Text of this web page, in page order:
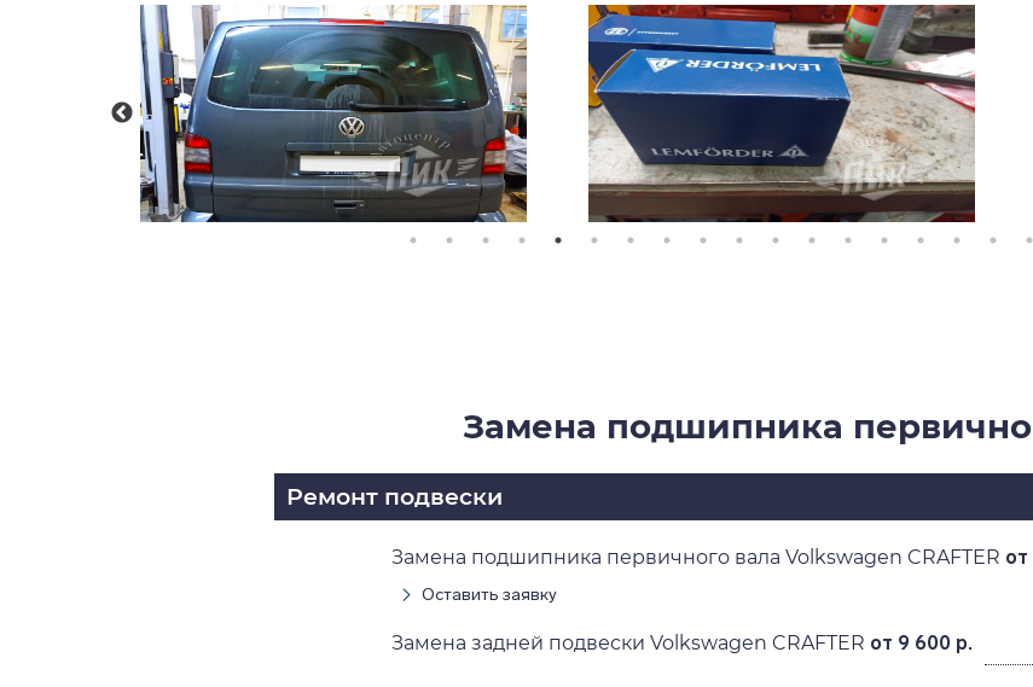
Замена подшипника
Ремонт подвески
Замена подшипника первичного вала Volkswagen CRAFTER от
Оставить заявку
Замена задней подвески Volkswagen CRAFTER от 9 600 р.